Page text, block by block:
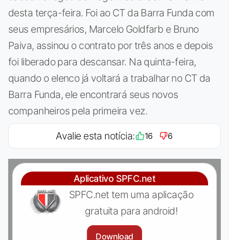
desta terça-feira. Foi ao CT da Barra Funda com
seus empresários, Marcelo Goldfarb e Bruno
Paiva, assinou o contrato por três anos e depois
foi liberado para descansar. Na quinta-feira,
quando o elenco já voltará a trabalhar no CT da
Barra Funda, ele encontrará seus novos
companheiros pela primeira vez.
Avalie esta notícia: 16 6
Aplicativo SPFC.net
SPFC.net tem uma aplicação
gratuita para android!
Download